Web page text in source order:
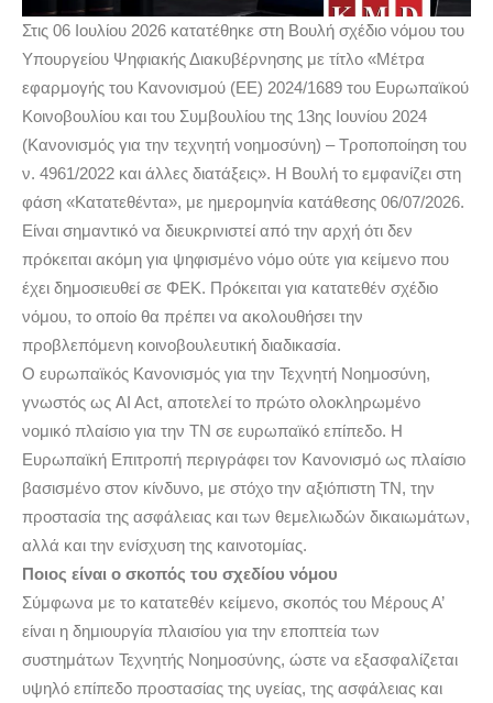
Στις 06 Ιουλίου 2026 κατατέθηκε στη Βουλή σχέδιο νόμου του
Υπουργείου Ψηφιακής Διακυβέρνησης με τίτλο «Μέτρα
εφαρμογής του Κανονισμού (ΕΕ) 2024/1689 του Ευρωπαϊκού
Κοινοβουλίου και του Συμβουλίου της 13ης Ιουνίου 2024
(Κανονισμός για την τεχνητή νοημοσύνη) – Τροποποίηση του
ν. 4961/2022 και άλλες διατάξεις». Η Βουλή το εμφανίζει στη
φάση «Κατατεθέντα», με ημερομηνία κατάθεσης 06/07/2026.
Είναι σημαντικό να διευκρινιστεί από την αρχή ότι δεν
πρόκειται ακόμη για ψηφισμένο νόμο ούτε για κείμενο που
έχει δημοσιευθεί σε ΦΕΚ. Πρόκειται για κατατεθέν σχέδιο
νόμου, το οποίο θα πρέπει να ακολουθήσει την
προβλεπόμενη κοινοβουλευτική διαδικασία.
Ο ευρωπαϊκός Κανονισμός για την Τεχνητή Νοημοσύνη,
γνωστός ως AI Act, αποτελεί το πρώτο ολοκληρωμένο
νομικό πλαίσιο για την ΤΝ σε ευρωπαϊκό επίπεδο. Η
Ευρωπαϊκή Επιτροπή περιγράφει τον Κανονισμό ως πλαίσιο
βασισμένο στον κίνδυνο, με στόχο την αξιόπιστη ΤΝ, την
προστασία της ασφάλειας και των θεμελιωδών δικαιωμάτων,
αλλά και την ενίσχυση της καινοτομίας.
Ποιος είναι ο σκοπός του σχεδίου νόμου
Σύμφωνα με το κατατεθέν κείμενο, σκοπός του Μέρους Α’
είναι η δημιουργία πλαισίου για την εποπτεία των
συστημάτων Τεχνητής Νοημοσύνης, ώστε να εξασφαλίζεται
υψηλό επίπεδο προστασίας της υγείας, της ασφάλειας και